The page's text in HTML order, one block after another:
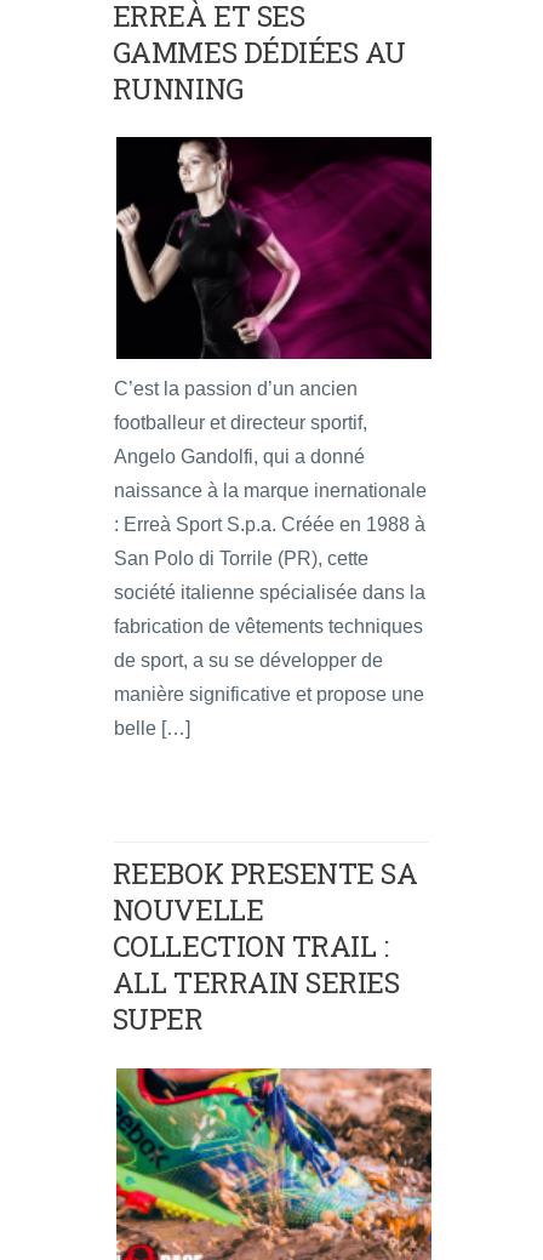
ERREÀ ET SES
GAMMES DÉDIÉES AU
RUNNING
C’est la passion d’un ancien
footballeur et directeur sportif,
Angelo Gandolfi, qui a donné
naissance à la marque inernationale
: Erreà Sport S.p.a. Créée en 1988 à
San Polo di Torrile (PR), cette
société italienne spécialisée dans la
fabrication de vêtements techniques
de sport, a su se développer de
manière significative et propose une
belle […]
REEBOK PRESENTE SA
NOUVELLE
COLLECTION TRAIL :
ALL TERRAIN SERIES
SUPER